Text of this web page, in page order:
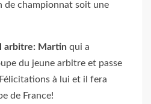
de championnat soit une
arbitre: Martin qui a
du jeune arbitre et passe
à lui et il fera
de France!